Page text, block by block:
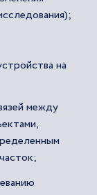
на
между